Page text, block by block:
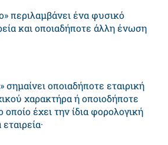
περιλαμβάνει ένα φυσικό
και οποιαδήποτε άλλη ένωση
σημαίνει οποιαδήποτε εταιρική
χαρακτήρα ή οποιοδήποτε
έχει την ίδια φορολογική